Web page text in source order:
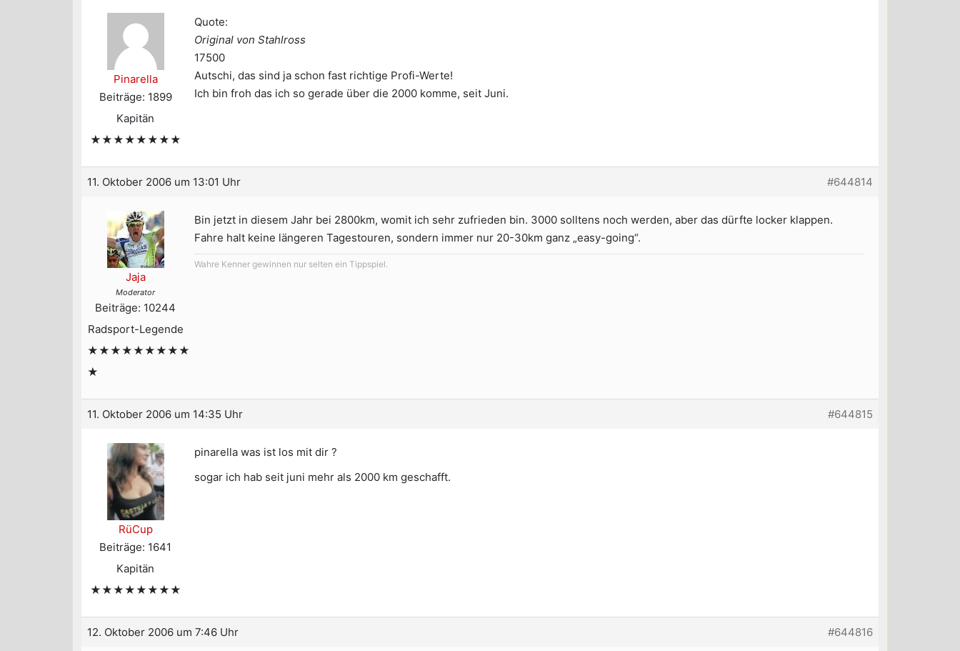
Pinarella
Beiträge: 1899
Kapitän
★★★★★★★★
Quote:
Original von Stahlross
17500
Autschi, das sind ja schon fast richtige Profi-Werte!
Ich bin froh das ich so gerade über die 2000 komme, seit Juni.
11. Oktober 2006 um 13:01 Uhr #644814
Jaja
Moderator
Beiträge: 10244
Radsport-Legende
★★★★★★★★★
★
Bin jetzt in diesem Jahr bei 2800km, womit ich sehr zufrieden bin. 3000 solltens noch werden, aber das dürfte locker klappen.
Fahre halt keine längeren Tagestouren, sondern immer nur 20-30km ganz „easy-going“.
Wahre Kenner gewinnen nur selten ein Tippspiel.
11. Oktober 2006 um 14:35 Uhr #644815
RüCup
Beiträge: 1641
Kapitän
★★★★★★★★
pinarella was ist los mit dir ?
sogar ich hab seit juni mehr als 2000 km geschafft.
12. Oktober 2006 um 7:46 Uhr #644816